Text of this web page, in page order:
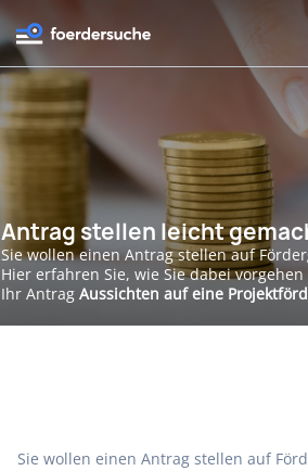
Antrag stellen leicht
Sie wollen einen Antrag stellen auf
Hier erfahren Sie, wie Sie dabei
Ihr Antrag Aussichten auf eine
Sie wollen einen Antrag stellen auf